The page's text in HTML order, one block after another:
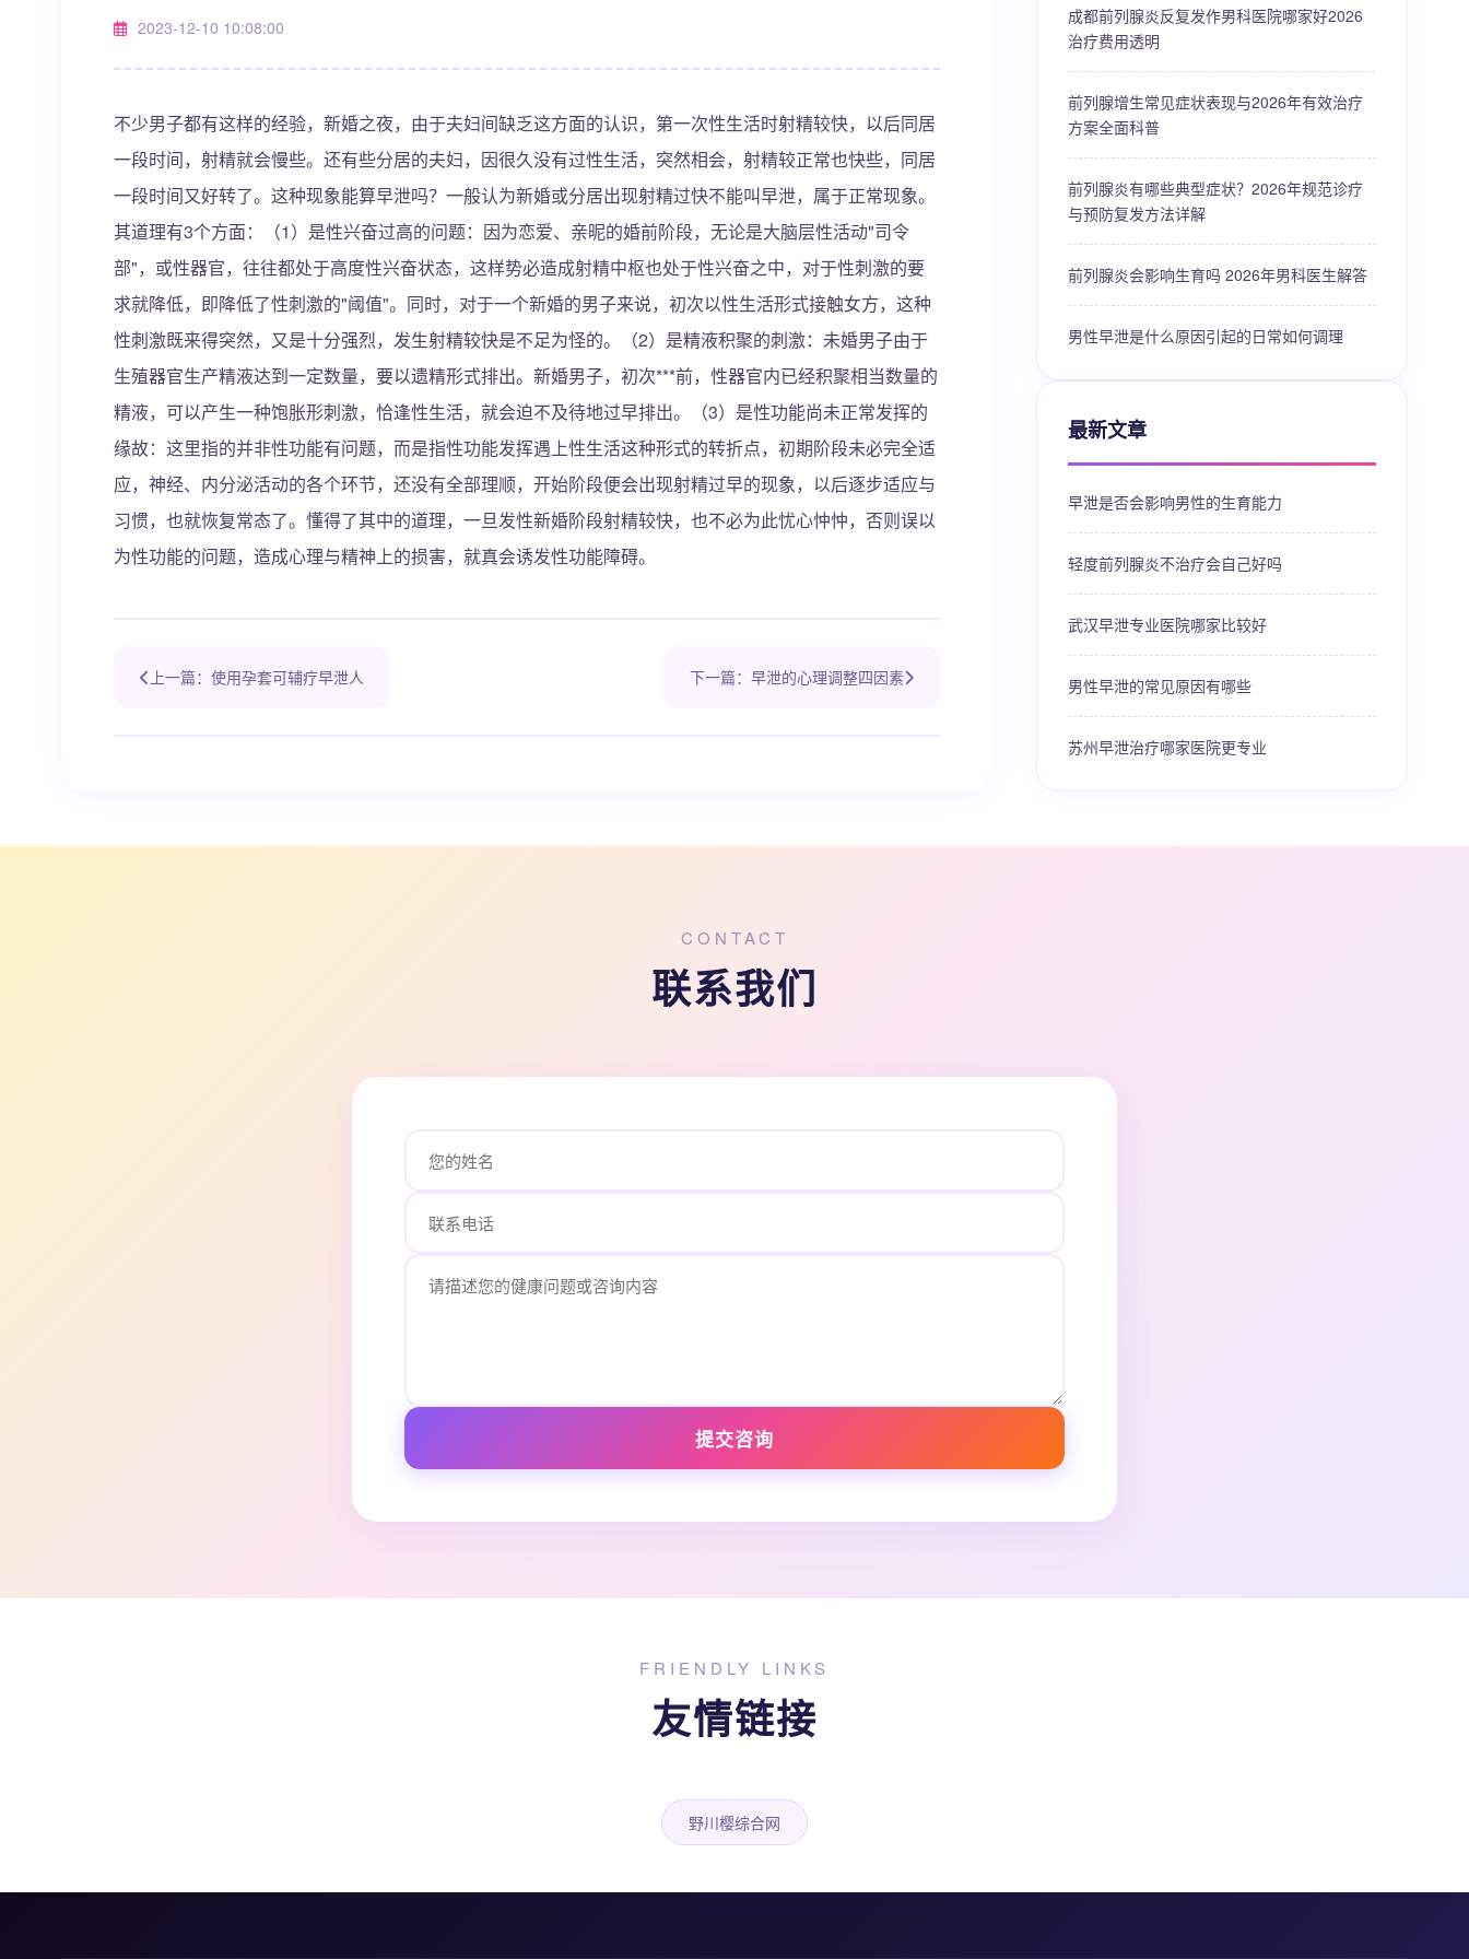
2023-12-10 10:08:00
不少男子都有这样的经验，新婚之夜，由于夫妇间缺乏这方面的认识，第一次性生活时射精较快，以后同居
一段时间，射精就会慢些。还有些分居的夫妇，因很久没有过性生活，突然相会，射精较正常也快些，同居
一段时间又好转了。这种现象能算早泄吗？一般认为新婚或分居出现射精过快不能叫早泄，属于正常现象。
其道理有3个方面：（1）是性兴奋过高的问题：因为恋爱、亲昵的婚前阶段，无论是大脑层性活动"司令
部"，或性器官，往往都处于高度性兴奋状态，这样势必造成射精中枢也处于性兴奋之中，对于性刺激的要
求就降低，即降低了性刺激的"阈值"。同时，对于一个新婚的男子来说，初次以性生活形式接触女方，这种
性刺激既来得突然，又是十分强烈，发生射精较快是不足为怪的。（2）是精液积聚的刺激：未婚男子由于
生殖器官生产精液达到一定数量，要以遗精形式排出。新婚男子，初次***前，性器官内已经积聚相当数量的
精液，可以产生一种饱胀形刺激，恰逢性生活，就会迫不及待地过早排出。（3）是性功能尚未正常发挥的
缘故：这里指的并非性功能有问题，而是指性功能发挥遇上性生活这种形式的转折点，初期阶段未必完全适
应，神经、内分泌活动的各个环节，还没有全部理顺，开始阶段便会出现射精过早的现象，以后逐步适应与
习惯，也就恢复常态了。懂得了其中的道理，一旦发性新婚阶段射精较快，也不必为此忧心忡忡，否则误以
为性功能的问题，造成心理与精神上的损害，就真会诱发性功能障碍。
上一篇：使用孕套可辅疗早泄人 下一篇：早泄的心理调整四因素
成都前列腺炎反复发作男科医院哪家好2026
治疗费用透明
前列腺增生常见症状表现与2026年有效治疗
方案全面科普
前列腺炎有哪些典型症状？2026年规范诊疗
与预防复发方法详解
前列腺炎会影响生育吗 2026年男科医生解答
男性早泄是什么原因引起的日常如何调理
最新文章
早泄是否会影响男性的生育能力
轻度前列腺炎不治疗会自己好吗
武汉早泄专业医院哪家比较好
男性早泄的常见原因有哪些
苏州早泄治疗哪家医院更专业
CONTACT
联系我们
提交咨询
FRIENDLY LINKS
友情链接
野川樱综合网